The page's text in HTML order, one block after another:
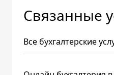
Связанные
Все бухгалтерские